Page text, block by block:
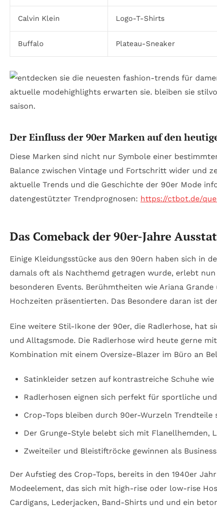
Calvin Klein Logo-T-Shirts
Buffalo Plateau-Sneaker
Der Einfluss der 90er Marken auf den
Diese Marken sind nicht nur Symbole einer
Balance zwischen Vintage und Fortschritt wider und
aktuelle Trends und die Geschichte der 90er Mode
datengestützter Trendprognosen: https://ctbot.de/
Das Comeback der 90er-Jahre
Einige Kleidungsstücke aus den 90ern haben sich in
damals oft als Nachthemd getragen wurde, erlebt
besonderen Events. Berühmtheiten wie Ariana
Hochzeiten präsentierten. Das Besondere daran ist
Eine weitere Stil-Ikone der 90er, die Radlerhose, hat
und Alltagsmode. Die Radlerhose wird heute gerne
Kombination mit einem Oversize-Blazer im Büro an
Satinkleider setzen auf kontrastreiche Schuhe wie
Radlerhosen eignen sich perfekt für sportliche
Crop-Tops bleiben durch 90er-Wurzeln
Der Grunge-Style belebt sich mit Flanellhemden,
Zweiteiler und Bleistiftröcke gewinnen als
Der Aufstieg des Crop-Tops, bereits in den 1940er
Modeelement, das sich mit high-rise oder low-rise
Cardigans, Lederjacken, Band-Shirts und und ein